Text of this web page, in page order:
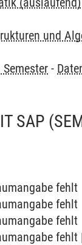
und
Semester -
SAP
fehlt
fehlt
fehlt